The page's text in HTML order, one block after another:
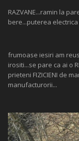
RAZVANE...ramin la
bere...puterea
frumoase iesiri am
irositi...se pare ca ai o
prieteni FIZICIENI de
manufacturorii...